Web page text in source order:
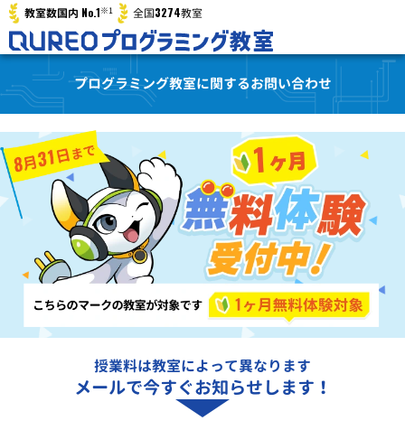
教室数国内 No.1※1 全国3274教室
プログラミング教室に関するお問い合わせ
授業料は教室によって異なります
メールで今すぐお知らせします！